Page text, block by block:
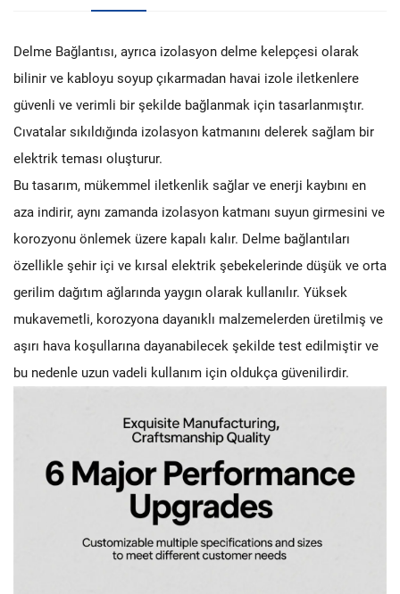
Delme Bağlantısı, ayrıca izolasyon delme kelepçesi olarak
bilinir ve kabloyu soyup çıkarmadan havai izole iletkenlere
güvenli ve verimli bir şekilde bağlanmak için tasarlanmıştır.
Cıvatalar sıkıldığında izolasyon katmanını delerek sağlam bir
elektrik teması oluşturur.
Bu tasarım, mükemmel iletkenlik sağlar ve enerji kaybını en
aza indirir, aynı zamanda izolasyon katmanı suyun girmesini ve
korozyonu önlemek üzere kapalı kalır. Delme bağlantıları
özellikle şehir içi ve kırsal elektrik şebekelerinde düşük ve orta
gerilim dağıtım ağlarında yaygın olarak kullanılır. Yüksek
mukavemetli, korozyona dayanıklı malzemelerden üretilmiş ve
aşırı hava koşullarına dayanabilecek şekilde test edilmiştir ve
bu nedenle uzun vadeli kullanım için oldukça güvenilirdir.